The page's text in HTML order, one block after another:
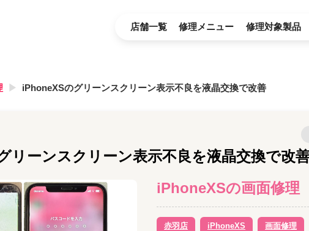
店舗一覧 修理メニュー 修理対象製品
iPhoneXSのグリーンスクリーン表示不良を液晶交換で改善
リーンスクリーン表示不良を液晶交換で改
iPhoneXSの画面修理
赤羽店 iPhoneXS 画面修理